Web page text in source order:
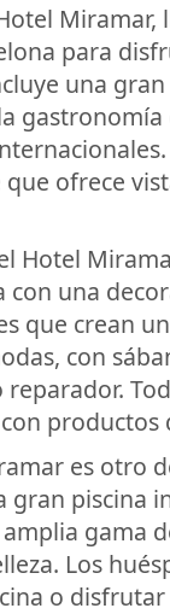
Miramar,
para
una
gastronomía
ofrece
Hotel
con una
que crean
con
reparador.
productos
es otro
gran piscina
gama
Los
o